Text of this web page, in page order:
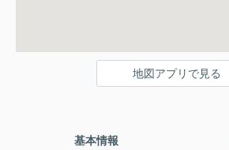
地図アプリで見る
基本情報